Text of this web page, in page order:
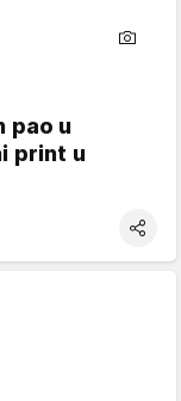
pao u
print u